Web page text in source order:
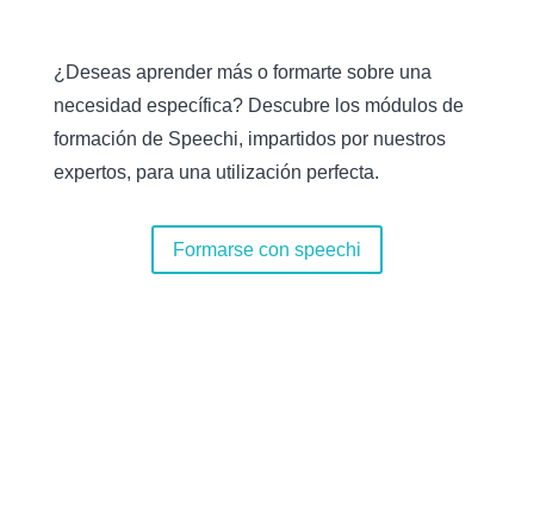
¿Deseas aprender más o formarte sobre una
necesidad específica? Descubre los módulos de
formación de Speechi, impartidos por nuestros
expertos, para una utilización perfecta.
Formarse con speechi